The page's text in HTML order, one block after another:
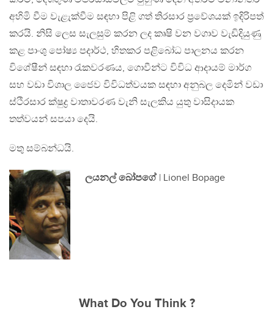
අහිමි වීම වැළැක්වීම සඳහා පිළි ගත් තිරසාර ප්‍රවේශයක් ඉදිරිපත්
කරයි. නිසි ලෙස සැලසුම් කරන ලද කෘෂි වන වගාව වැඩිදියුණු
කළ පාංශු පෝෂ්‍ය පදාර්ථ, හිතකර පළිබෝධ පාලනය කරන
විශේෂීන් සඳහා රැකවරණය, ගොවීන්ට විවිධ ආදායම් මාර්ග
සහ වඩා විශාල ජෛව විවිධත්වයක සඳහා අනුබල දෙමින් වඩා
ස්ථිරසාර ක්ෂුද්‍ර වාතාවරණ වැනි සැලකිය යුතු වාසිදායක
තත්වයන් සපයා දෙයි.
මතු සම්බන්ධයි.
ලයනල් බෝපගේ | Lionel Bopage
What Do You Think ?